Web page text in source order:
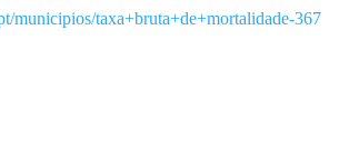
municipios/taxa+bruta+de+mortalidade-367